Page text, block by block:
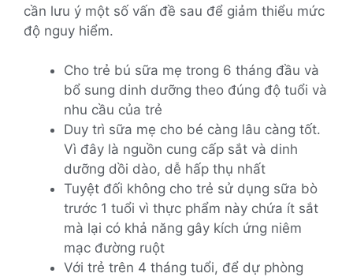
cần lưu ý một số vấn đề sau để giảm thiểu mức
độ nguy hiểm.
Cho trẻ bú sữa mẹ trong 6 tháng đầu và
bổ sung dinh dưỡng theo đúng độ tuổi và
nhu cầu của trẻ
Duy trì sữa mẹ cho bé càng lâu càng tốt.
Vì đây là nguồn cung cấp sắt và dinh
dưỡng dồi dào, dễ hấp thụ nhất
Tuyệt đối không cho trẻ sử dụng sữa bò
trước 1 tuổi vì thực phẩm này chứa ít sắt
mà lại có khả năng gây kích ứng niêm
mạc đường ruột
Với trẻ trên 4 tháng tuổi, để dự phòng